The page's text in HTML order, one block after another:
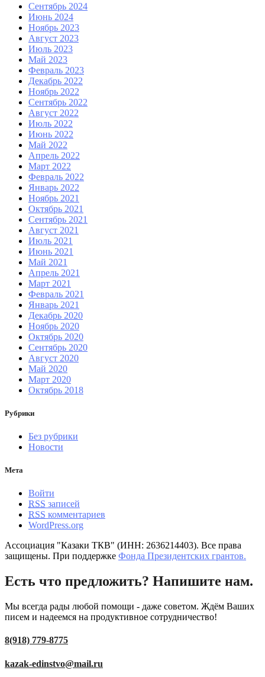
Сентябрь 2024
Июнь 2024
Ноябрь 2023
Август 2023
Июль 2023
Май 2023
Февраль 2023
Декабрь 2022
Ноябрь 2022
Сентябрь 2022
Август 2022
Июль 2022
Июнь 2022
Май 2022
Апрель 2022
Март 2022
Февраль 2022
Январь 2022
Ноябрь 2021
Октябрь 2021
Сентябрь 2021
Август 2021
Июль 2021
Июнь 2021
Май 2021
Апрель 2021
Март 2021
Февраль 2021
Январь 2021
Декабрь 2020
Ноябрь 2020
Октябрь 2020
Сентябрь 2020
Август 2020
Май 2020
Март 2020
Октябрь 2018
Рубрики
Без рубрики
Новости
Мета
Войти
RSS записей
RSS комментариев
WordPress.org
Ассоциация "Казаки ТКВ" (ИНН: 2636214403). Все права
защищены. При поддержке Фонда Президентских грантов.
Есть что предложить? Напишите нам.
Мы всегда рады любой помощи - даже советом. Ждём Ваших
писем и надеемся на продуктивное сотрудничество!
8(918) 779-8775
kazak-edinstvo@mail.ru